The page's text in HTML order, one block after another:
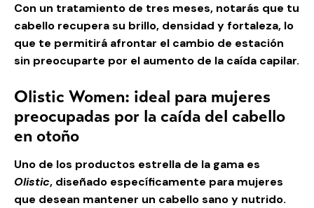
Con un tratamiento de tres meses, notarás que tu
cabello recupera su brillo, densidad y fortaleza, lo
que te permitirá afrontar el cambio de estación
sin preocuparte por el aumento de la caída capilar.
Olistic Women: ideal para mujeres
preocupadas por la caída del cabello
en otoño
Uno de los productos estrella de la gama es
Olistic, diseñado específicamente para mujeres
que desean mantener un cabello sano y nutrido.